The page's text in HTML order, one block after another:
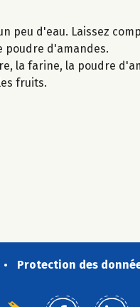
peu d'eau. Laissez
poudre d'amandes.
la farine, la poudre
fruits.
Protection des